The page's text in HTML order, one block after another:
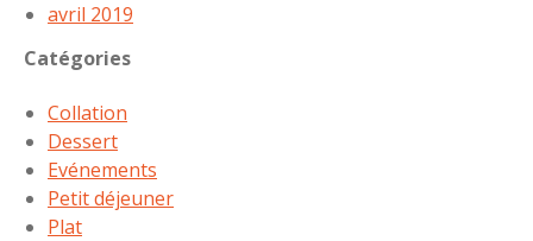
avril 2019
Catégories
Collation
Dessert
Evénements
Petit déjeuner
Plat